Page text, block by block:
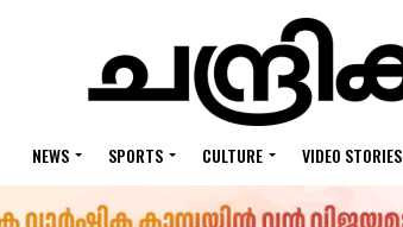
NEWS SPORTS CULTURE VIDEO STORIES